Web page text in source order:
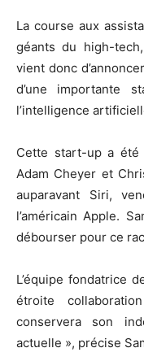
La course aux
géants du high-
vient donc
d’une importante
l’intelligence
Cette start-up a été
Adam Cheyer et
auparavant Siri,
l’américain Apple.
débourser pour ce
L’équipe fondatrice
étroite
conservera son
actuelle », précise